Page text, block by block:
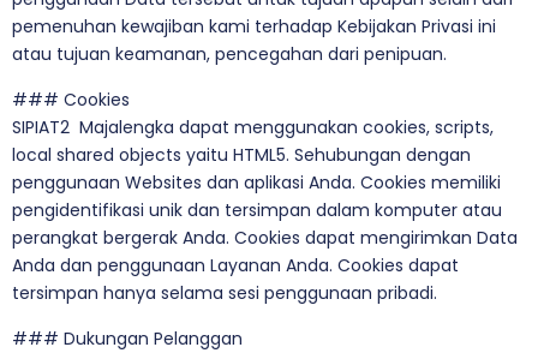
pemenuhan kewajiban kami terhadap Kebijakan Privasi ini
atau tujuan keamanan, pencegahan dari penipuan.
### Cookies
SIPIAT2 Majalengka dapat menggunakan cookies, scripts,
local shared objects yaitu HTML5. Sehubungan dengan
penggunaan Websites dan aplikasi Anda. Cookies memiliki
pengidentifikasi unik dan tersimpan dalam komputer atau
perangkat bergerak Anda. Cookies dapat mengirimkan Data
Anda dan penggunaan Layanan Anda. Cookies dapat
tersimpan hanya selama sesi penggunaan pribadi.
### Dukungan Pelanggan